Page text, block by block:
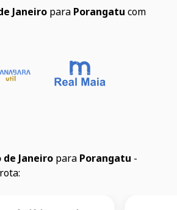
Janeiro para Porangatu com
de Janeiro para Porangatu -